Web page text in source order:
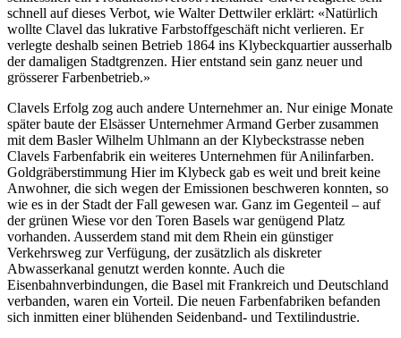
schnell auf dieses Verbot, wie Walter Dettwiler erklärt: «Natürlich
wollte Clavel das lukrative Farbstoffgeschäft nicht verlieren. Er
verlegte deshalb seinen Betrieb 1864 ins Klybeckquartier ausserhalb
der damaligen Stadtgrenzen. Hier entstand sein ganz neuer und
grösserer Farbenbetrieb.»
Clavels Erfolg zog auch andere Unternehmer an. Nur einige Monate
später baute der Elsässer Unternehmer Armand Gerber zusammen
mit dem Basler Wilhelm Uhlmann an der Klybeckstrasse neben
Clavels Farbenfabrik ein weiteres Unternehmen für Anilinfarben.
Goldgräberstimmung Hier im Klybeck gab es weit und breit keine
Anwohner, die sich wegen der Emissionen beschweren konnten, so
wie es in der Stadt der Fall gewesen war. Ganz im Gegenteil – auf
der grünen Wiese vor den Toren Basels war genügend Platz
vorhanden. Ausserdem stand mit dem Rhein ein günstiger
Verkehrsweg zur Verfügung, der zusätzlich als diskreter
Abwasserkanal genutzt werden konnte. Auch die
Eisenbahnverbindungen, die Basel mit Frankreich und Deutschland
verbanden, waren ein Vorteil. Die neuen Farbenfabriken befanden
sich inmitten einer blühenden Seidenband- und Textilindustrie.